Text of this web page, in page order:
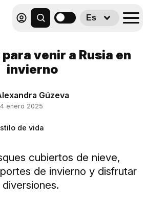
Es
venir a Rusia en
invierno
Gúzeva
enero 2025
de vida
cubiertos de nieve,
de invierno y disfrutar